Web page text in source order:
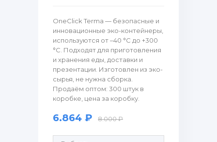
OneClick Terma — безопасные и
инновационные эко-контейнеры,
используются от –40 °C до +300
°C. Подходят для приготовления
и хранения еды, доставки и
презентации. Изготовлен из эко-
сырья, не нужна сборка.
Продаём оптом: 300 штук в
коробке, цена за коробку.
6.864 ₽ 8.000 ₽
Продающие рулонные этикетки: